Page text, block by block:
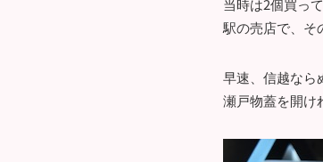
当時は2個買っ
駅の売店で、そ
早速、信越なら
瀬戸物蓋を開け